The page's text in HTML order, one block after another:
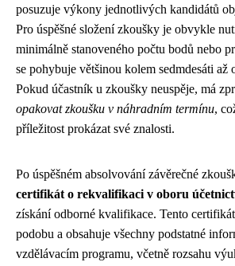
posuzuje výkony jednotlivých kandidátů
Pro úspěšné složení zkoušky je obvykle
minimálně stanoveného počtu bodů nebo
se pohybuje většinou kolem sedmdesáti až
Pokud účastník u zkoušky neuspěje, má
opakovat zkoušku v náhradním termínu,
příležitost prokázat své znalosti.
Po úspěšném absolvování závěrečné
certifikát o rekvalifikaci v oboru
získání odborné kvalifikace. Tento
podobu a obsahuje všechny podstatné
vzdělávacím programu, včetně rozsahu